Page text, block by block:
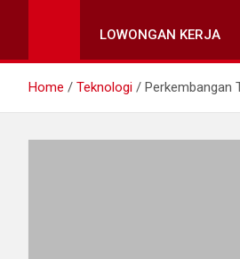
LOWONGAN KERJA
Home Teknologi Perkembangan